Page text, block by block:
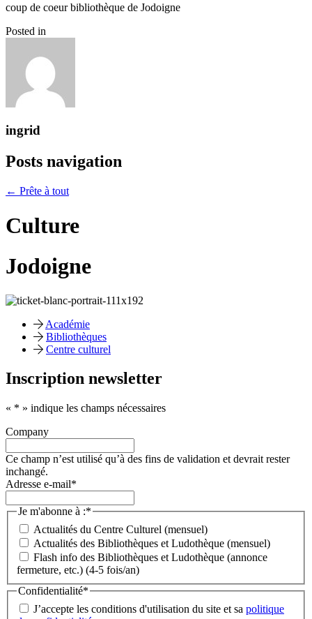
coup de coeur bibliothèque de Jodoigne
Posted in
ingrid
Posts navigation
← Prête à tout
Culture
Jodoigne
Académie
Bibliothèques
Centre culturel
Inscription newsletter
« * » indique les champs nécessaires
Company
Ce champ n’est utilisé qu’à des fins de validation et devrait rester
inchangé.
Adresse e-mail*
Je m'abonne à :*
Actualités du Centre Culturel (mensuel)
Actualités des Bibliothèques et Ludothèque (mensuel)
Flash info des Bibliothèques et Ludothèque (annonce
fermeture, etc.) (4-5 fois/an)
Confidentialité*
J’accepte les conditions d'utilisation du site et sa politique